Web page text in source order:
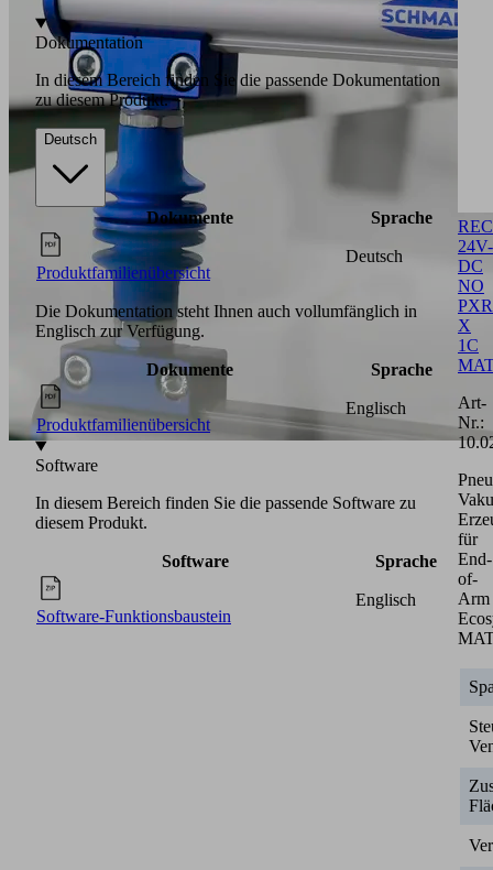
Dokumentation
In diesem Bereich finden Sie die passende Dokumentation
zu diesem Produkt.
Deutsch
Dokumente Sprache
Produktfamilienübersicht
Deutsch
Die Dokumentation steht Ihnen auch vollumfänglich in
Englisch zur Verfügung.
Dokumente Sprache
Produktfamilienübersicht
Englisch
Software
In diesem Bereich finden Sie die passende Software zu
diesem Produkt.
Software Sprache
Software-Funktionsbaustein
Englisch
24V-
DC
NO
X
1C
Art-
Nr.:
für
End-
of-
Arm